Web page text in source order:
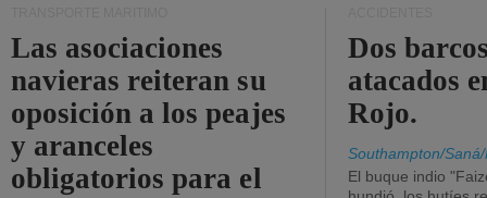
Las asociaciones
navieras reiteran su
oposición a los peajes
y aranceles
obligatorios para el
Dos
atacados
Rojo.
Southampton/
El buque indio